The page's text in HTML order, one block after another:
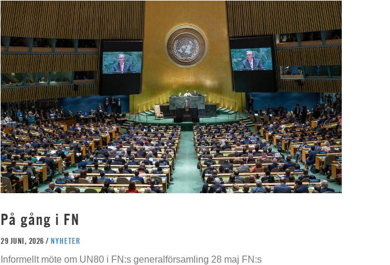
På gång i FN
29 JUNI, 2026 / NYHETER
Informellt möte om UN80 i FN:s generalförsamling 28 maj FN:s